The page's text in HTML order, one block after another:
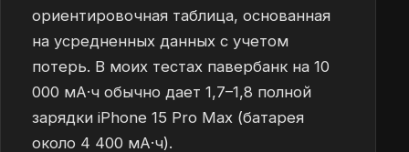
ориентировочная таблица, основанная
на усредненных данных с учетом
потерь. В моих тестах павербанк на 10
000 мА·ч обычно дает 1,7–1,8 полной
зарядки iPhone 15 Pro Max (батарея
около 4 400 мА·ч).